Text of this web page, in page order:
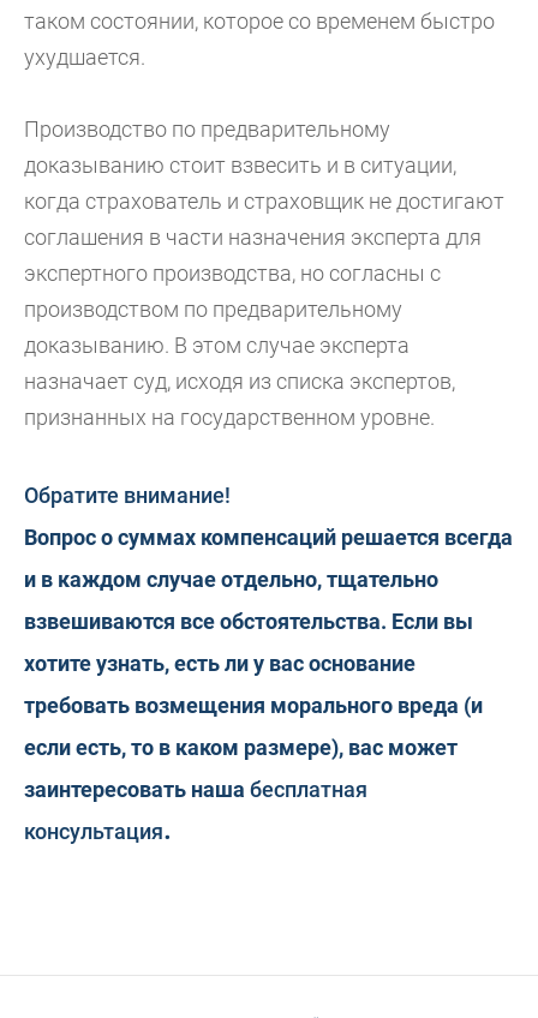
таком состоянии, которое со временем быстро
ухудшается.
Производство по предварительному
доказыванию стоит взвесить и в ситуации,
когда страхователь и страховщик не достигают
соглашения в части назначения эксперта для
экспертного производства, но согласны с
производством по предварительному
доказыванию. В этом случае эксперта
назначает суд, исходя из списка экспертов,
признанных на государственном уровне.
Обратите внимание!
Вопрос о суммах компенсаций решается всегда
и в каждом случае отдельно, тщательно
взвешиваются все обстоятельства. Если вы
хотите узнать, есть ли у вас основание
требовать возмещения морального вреда (и
если есть, то в каком размере), вас может
заинтересовать наша бесплатная
консультация.